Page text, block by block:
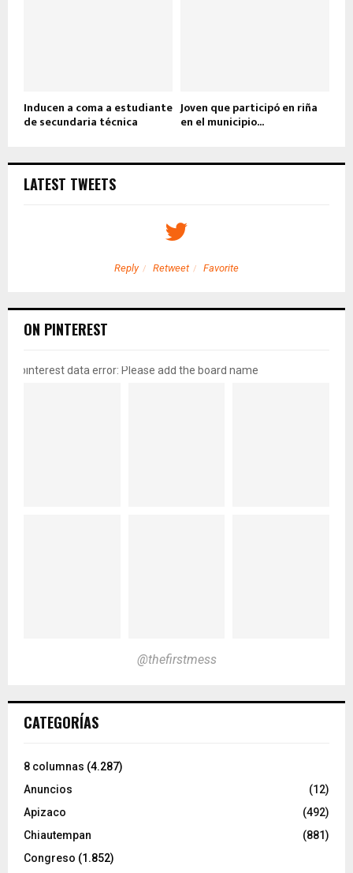
Inducen a coma a estudiante
de secundaria técnica
Joven que participó en riña
en el municipio...
LATEST TWEETS
Reply Retweet Favorite
ON PINTEREST
pinterest data error: Please add the board name
@thefirstmess
CATEGORÍAS
8 columnas (4.287)
Anuncios
(12)
Apizaco
(492)
Chiautempan
(881)
Congreso (1.852)